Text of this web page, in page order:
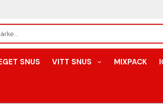
SNUS VITT SNUS MIXPACK